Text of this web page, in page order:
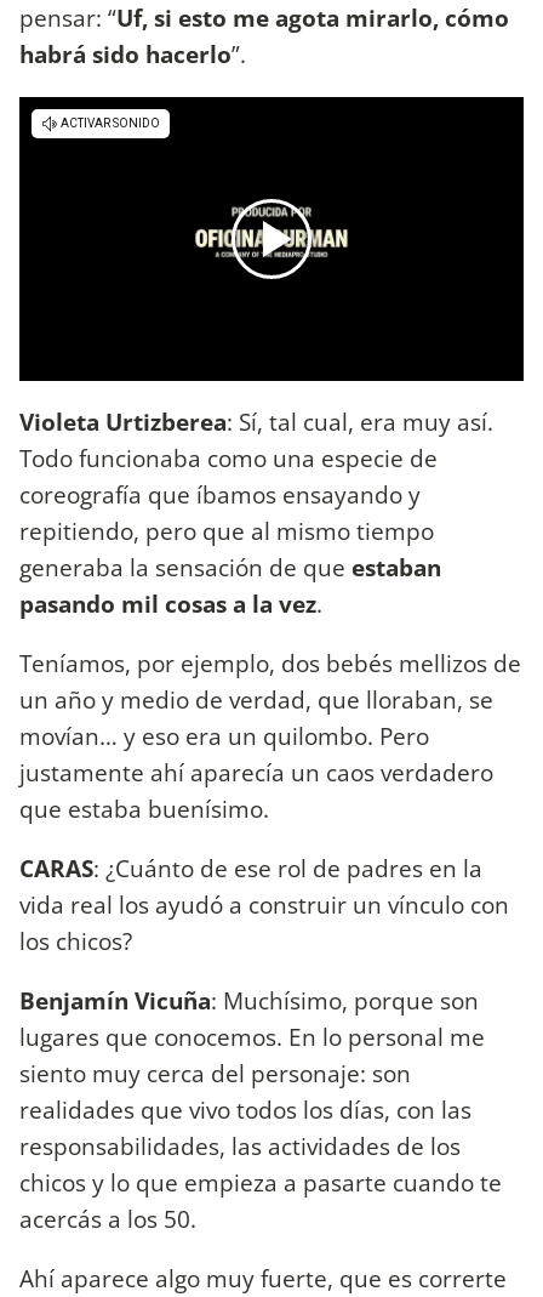
pensar: “Uf, si esto me agota mirarlo, cómo
habrá sido hacerlo”.
Violeta Urtizberea: Sí, tal cual, era muy así.
Todo funcionaba como una especie de
coreografía que íbamos ensayando y
repitiendo, pero que al mismo tiempo
generaba la sensación de que estaban
pasando mil cosas a la vez.
Teníamos, por ejemplo, dos bebés mellizos de
un año y medio de verdad, que lloraban, se
movían… y eso era un quilombo. Pero
justamente ahí aparecía un caos verdadero
que estaba buenísimo.
CARAS: ¿Cuánto de ese rol de padres en la
vida real los ayudó a construir un vínculo con
los chicos?
Benjamín Vicuña: Muchísimo, porque son
lugares que conocemos. En lo personal me
siento muy cerca del personaje: son
realidades que vivo todos los días, con las
responsabilidades, las actividades de los
chicos y lo que empieza a pasarte cuando te
acercás a los 50.
Ahí aparece algo muy fuerte, que es correrte